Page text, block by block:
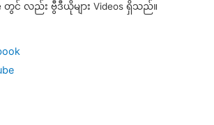
တွင် လည်း ဗွီဒီယိုများ Videos ရှိသည်။